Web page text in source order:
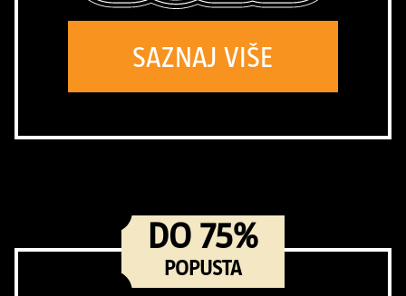
SAZNAJ VIŠE
DO 75%
POPUSTA